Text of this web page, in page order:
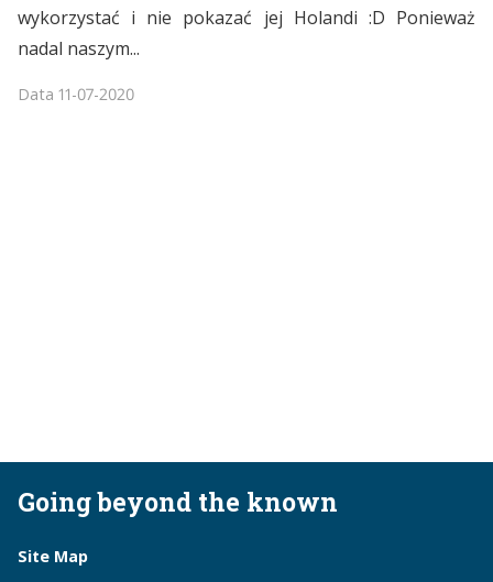
wykorzystać i nie pokazać jej Holandi :D Ponieważ
nadal naszym...
Data 11-07-2020
Going beyond the known
Site Map